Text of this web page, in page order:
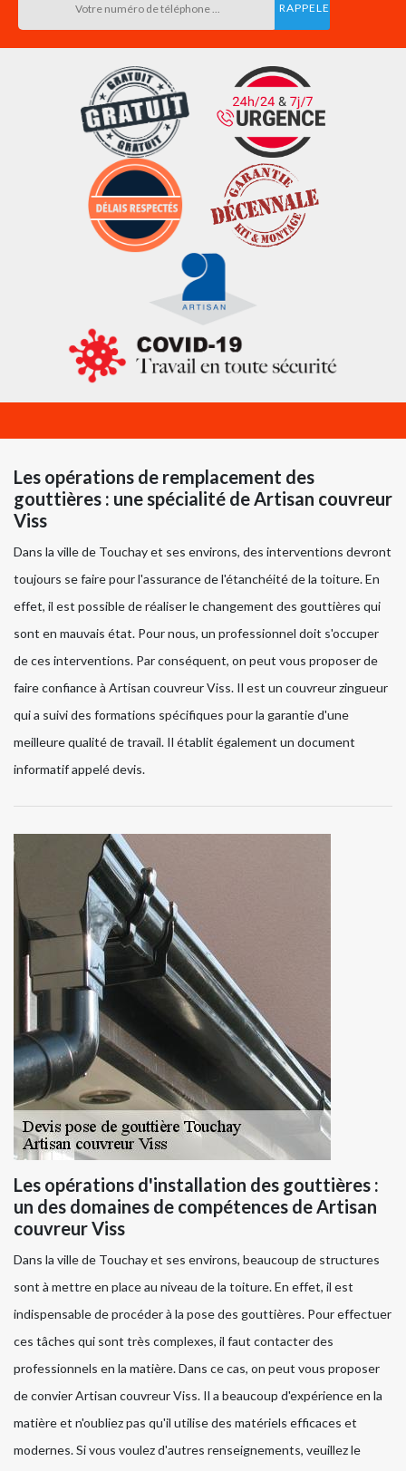
Les opérations de remplacement des
gouttières : une spécialité de Artisan couvreur
Viss
Dans la ville de Touchay et ses environs, des interventions devront
toujours se faire pour l'assurance de l'étanchéité de la toiture. En
effet, il est possible de réaliser le changement des gouttières qui
sont en mauvais état. Pour nous, un professionnel doit s'occuper
de ces interventions. Par conséquent, on peut vous proposer de
faire confiance à Artisan couvreur Viss. Il est un couvreur zingueur
qui a suivi des formations spécifiques pour la garantie d'une
meilleure qualité de travail. Il établit également un document
informatif appelé devis.
Les opérations d'installation des gouttières :
un des domaines de compétences de Artisan
couvreur Viss
Dans la ville de Touchay et ses environs, beaucoup de structures
sont à mettre en place au niveau de la toiture. En effet, il est
indispensable de procéder à la pose des gouttières. Pour effectuer
ces tâches qui sont très complexes, il faut contacter des
professionnels en la matière. Dans ce cas, on peut vous proposer
de convier Artisan couvreur Viss. Il a beaucoup d'expérience en la
matière et n'oubliez pas qu'il utilise des matériels efficaces et
modernes. Si vous voulez d'autres renseignements, veuillez le